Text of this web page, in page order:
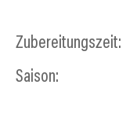
Zubereitungszeit:
Saison: